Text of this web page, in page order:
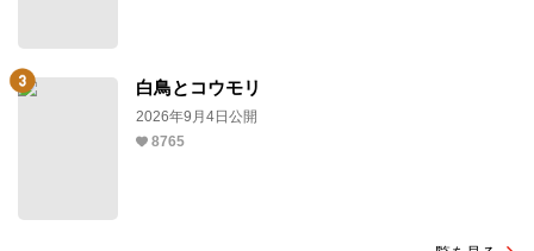
白鳥とコウモリ
2026年9月4日公開
8765